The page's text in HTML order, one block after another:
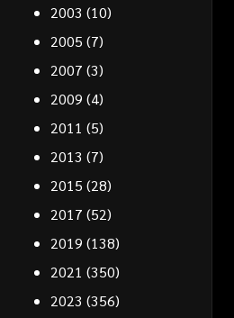
2003 (10)
2005 (7)
2007 (3)
2009 (4)
2011 (5)
2013 (7)
2015 (28)
2017 (52)
2019 (138)
2021 (350)
2023 (356)